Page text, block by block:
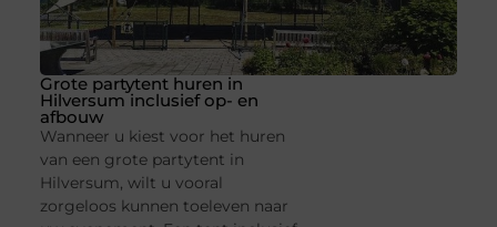
Grote partytent huren in
Hilversum inclusief op- en
afbouw
Wanneer u kiest voor het huren
van een grote partytent in
Hilversum, wilt u vooral
zorgeloos kunnen toeleven naar